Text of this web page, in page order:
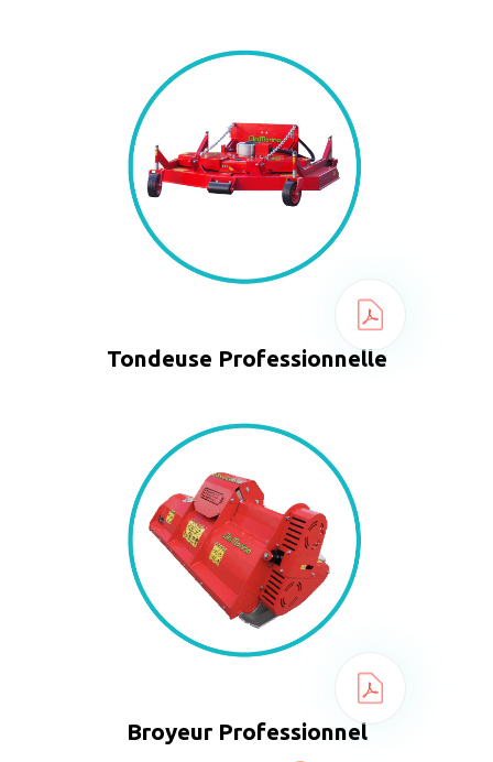
Tondeuse Professionnelle
Broyeur Professionnel